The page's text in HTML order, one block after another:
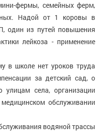
фермы, семейных ферм,
Надой от 1 коровы в
один из путей повышения
лейкоза - применение
в школе нет уроков труда
за детский сад, о
улицам села, организации
обслуживании
водяной трассы